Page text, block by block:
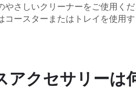
さしいクリーナーをご使用く
ースターまたはトレイを使用
アクセサリーは